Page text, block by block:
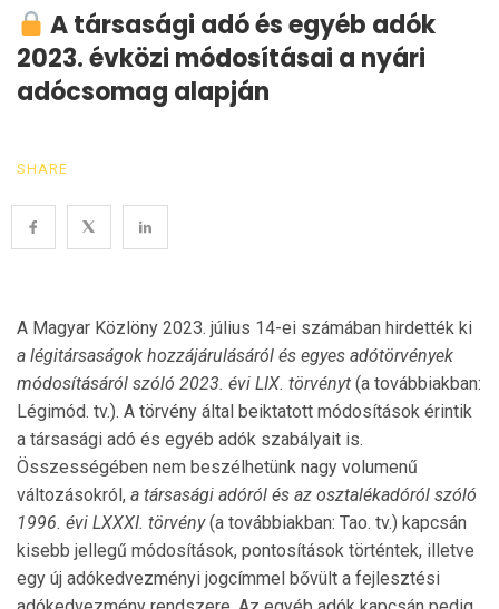
A társasági adó és egyéb adók
2023. évközi módosításai a nyári
adócsomag alapján
SHARE
A Magyar Közlöny 2023. július 14-ei számában hirdették ki
a légitársaságok hozzájárulásáról és egyes adótörvények
módosításáról szóló 2023. évi LIX. törvényt (a továbbiakban:
Légimód. tv.). A törvény által beiktatott módosítások érintik
a társasági adó és egyéb adók szabályait is.
Összességében nem beszélhetünk nagy volumenű
változásokról, a társasági adóról és az osztalékadóról szóló
1996. évi LXXXI. törvény(a továbbiakban: Tao. tv.) kapcsán
kisebb jellegű módosítások, pontosítások történtek, illetve
egy új adókedvezményi jogcímmel bővült a fejlesztési